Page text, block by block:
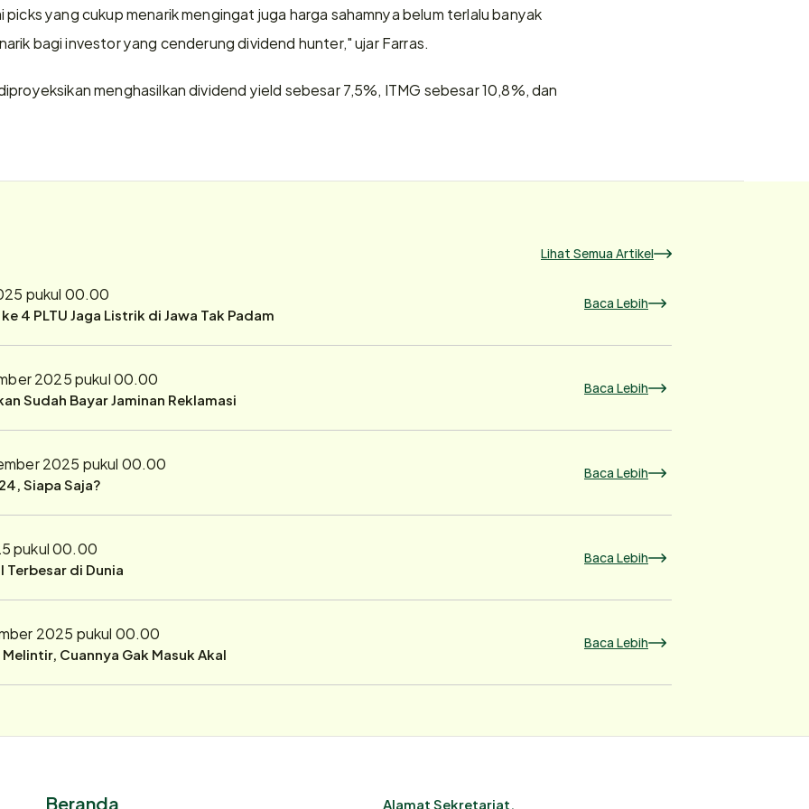
picks yang cukup menarik mengingat juga harga sahamnya belum terlalu banyak
bagi investor yang cenderung dividend hunter," ujar Farras.
menghasilkan dividend yield sebesar 7,5%, ITMG sebesar 10,8%, dan
Lihat Semua Artikel
pukul 00.00
4 PLTU Jaga Listrik di Jawa Tak Padam Baca Lebih
2025 pukul 00.00
Sudah Bayar Jaminan Reklamasi Baca Lebih
2025 pukul 00.00
Siapa Saja? Baca Lebih
pukul 00.00
Terbesar di Dunia Baca Lebih
2025 pukul 00.00
Cuannya Gak Masuk Akal Baca Lebih
Beranda Alamat Sekretariat.